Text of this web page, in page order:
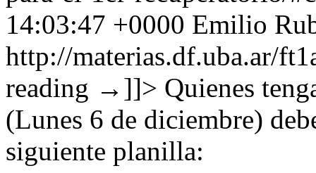
14:03:47 +0000 Emilio
http://materias.df.uba.ar/
reading → ]]> Quienes
(Lunes 6 de diciembre)
siguiente planilla: